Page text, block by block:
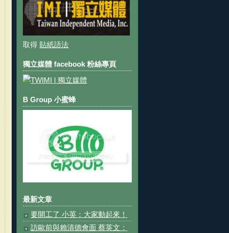
取得 貼紙語法
獨立媒體 facebook 粉絲專頁
B Group 小蜜蜂
最新文章
要開工了 小英：大家動起來！
訪歐前與賴清德會面 蔡英文：